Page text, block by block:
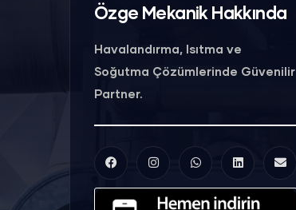
Özge Mekanik Hakkında
Havalandırma, Isıtma ve
Soğutma Çözümlerinde Güvenilir
Partner.